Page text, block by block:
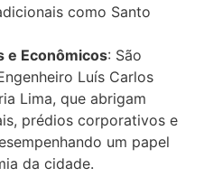
como Santo
e Econômicos: São
Luís Carlos
Lima, que abrigam
prédios corporativos e
um papel
da cidade.